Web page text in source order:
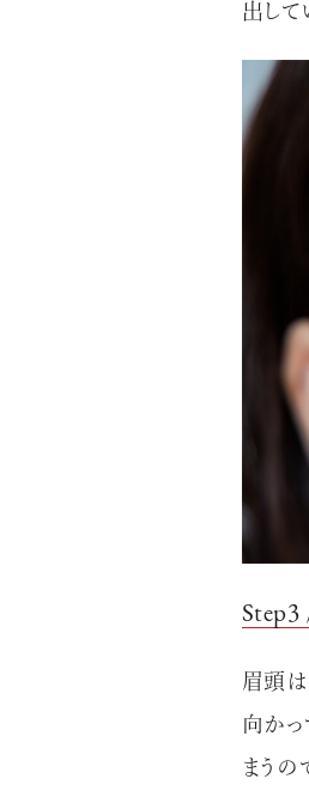
『AdvancedTime』
スペシャルイシュ
高感度なファッシ
シャルに寄り添い
何かに縛られてい
に、活用できる「
出して
眉頭は
向か
まうの